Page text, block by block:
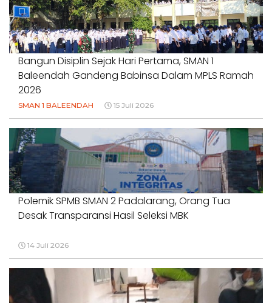
#NORMALISASISALURAN #IRIGASIRUSAK
#DUGAANPENCEMARAN #AKUNTABILITASPEMERINTAH
18 Juli 2026
Bangun Disiplin Sejak Hari Pertama, SMAN 1
Baleendah Gandeng Babinsa Dalam MPLS Ramah
2026
SMAN 1 BALEENDAH 15 Juli 2026
Polemik SPMB SMAN 2 Padalarang, Orang Tua
Desak Transparansi Hasil Seleksi MBK
14 Juli 2026